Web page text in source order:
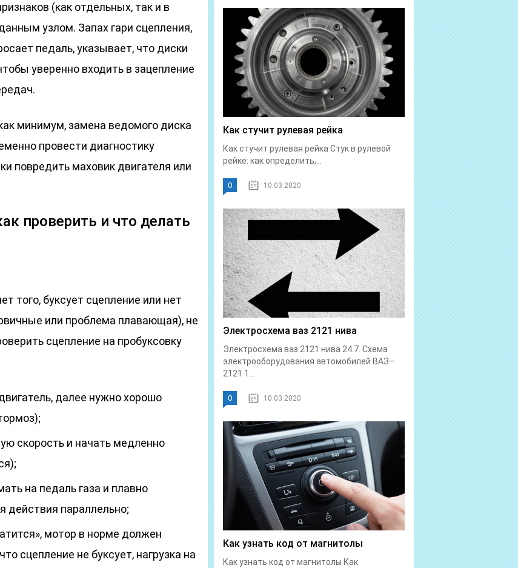
(как отдельных, так и в
узлом. Запах гари сцепления,
педаль, указывает, что диски
уверенно входить в зацепление
минимум, замена ведомого диска
провести диагностику
повредить маховик двигателя или
проверить и что делать
того, буксует сцепление или нет
или проблема плавающая), не
сцепление на пробуксовку
далее нужно хорошо
скорость и начать медленно
на педаль газа и плавно
действия параллельно;
мотор в норме должен
сцепление не буксует, нагрузка на
Как стучит рулевая рейка
Как стучит рулевая рейка Стук в рулевой
рейке: как определить,...
0 10.03.2020
Электросхема ваз 2121 нива
Электросхема ваз 2121 нива 24.7. Схема
электрооборудования автомобилей ВАЗ–
2121 1...
0 10.03.2020
Как узнать код от магнитолы
Как узнать код от магнитолы Как